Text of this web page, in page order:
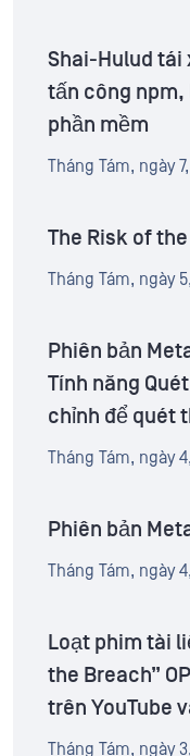
Shai-Hulud tái
tấn công npm,
phần mềm
Tháng Tám, ngày
The Risk of
Tháng Tám, ngày
Phiên bản
Tính năng
chỉnh để quét
Tháng Tám, ngày
Phiên bản
Tháng Tám, ngày
Loạt phim tài
the Breach”
trên YouTube
Tháng Tám, ngày